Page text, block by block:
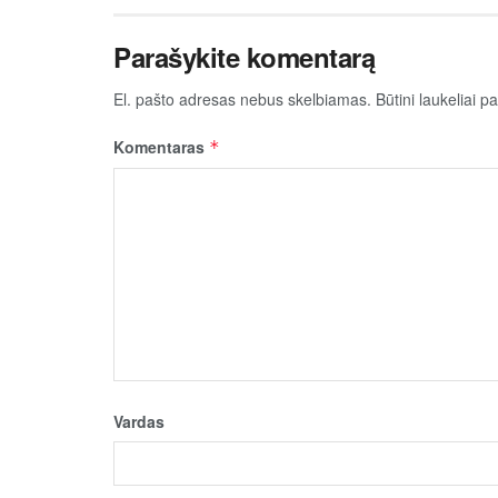
Parašykite komentarą
El. pašto adresas nebus skelbiamas. Būtini laukeliai
Komentaras *
Vardas